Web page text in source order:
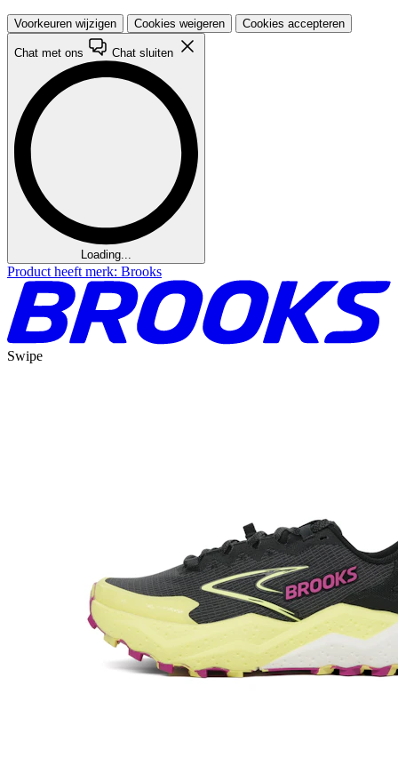
Voorkeuren wijzigen Cookies weigeren Cookies accepteren
Chat met ons Chat sluiten
Loading...
Product heeft merk: Brooks
Swipe